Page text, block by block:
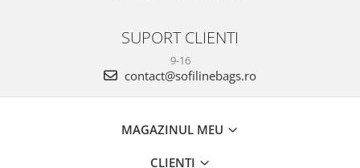
SUPORT CLIENTI
9-16
contact@sofilinebags.ro
MAGAZINUL MEU
CLIENTI